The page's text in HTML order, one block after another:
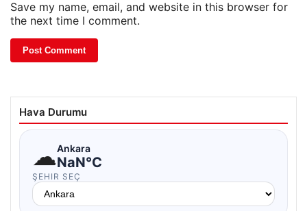
Save my name, email, and website in this browser for
the next time I comment.
Hava Durumu
☁Ankara
NaN°C
ŞEHIR SEÇ